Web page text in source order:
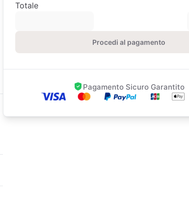
Totale
Procedi al pagamento
Pagamento Sicuro Garantito